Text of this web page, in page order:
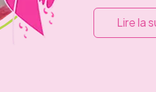
Lire la